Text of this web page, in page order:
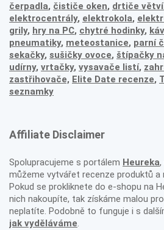
čerpadla, čističe oken, drtiče větví
elektrocentrály, elektrokola,
grily, hry na PC, chytré hodinky,
pneumatiky, meteostanice, parní
sekačky, sušičky ovoce, štípačky
udírny, vrtačky, vysavače listí,
zastřihovače, Elite Date recenze,
seznamky
Affiliate Disclaimer
Spolupracujeme s portálem Heureka,
můžeme vytvářet recenze produktů a
Pokud se prokliknete do e-shopu na
nich nakoupíte, tak získáme malou
neplatíte. Podobně to funguje i s
jak vyděláváme.